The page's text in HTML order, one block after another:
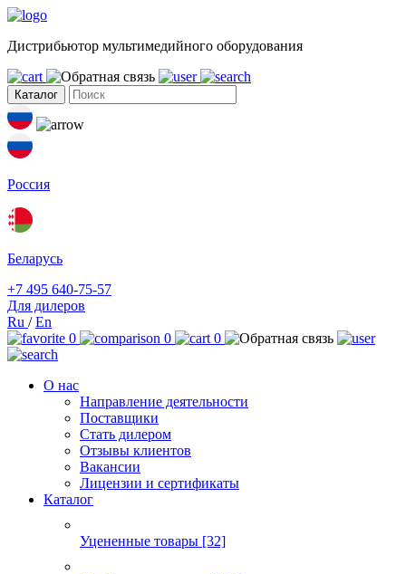
Дистрибьютор мультимедийного оборудования
Каталог
Россия
Беларусь
+7 495 640-75-57
Для дилеров
Ru /En
0
0 0
О нас
Направление деятельности
Поставщики
Стать дилером
Отзывы клиентов
Вакансии
Лицензии и сертификаты
Каталог
Уцененные товары [32]